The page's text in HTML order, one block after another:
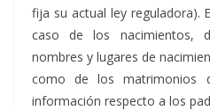
fija su actual ley reguladora).
caso de los nacimientos,
nombres y lugares de
como de los matrimonios
información respecto a los